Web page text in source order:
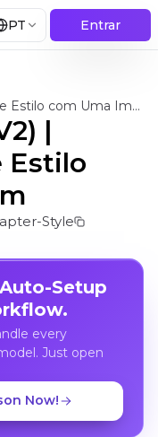
PT Entrar
IPAdapter Plus (V2) | Transferência de Estilo com Uma Imagem
|
Estilo
Style
Setup
every
Just open
Now!